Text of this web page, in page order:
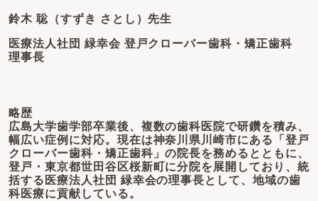
鈴木 聡（すずき さとし）先生
医療法人社団 緑幸会 登戸クローバー歯科・矯正歯科
理事長
略歴
広島大学歯学部卒業後、複数の歯科医院で研鑽を積み、
幅広い症例に対応。現在は神奈川県川崎市にある「登戸
クローバー歯科・矯正歯科」の院長を務めるとともに、
登戸・東京都世田谷区桜新町に分院を展開しており、統
括する医療法人社団 緑幸会の理事長として、地域の歯
科医療に貢献している。